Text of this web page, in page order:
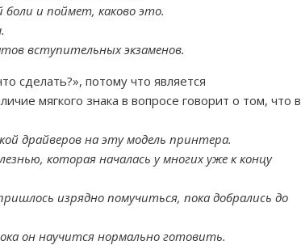
и поймет, каково это.
вступительных экзаменов.
сделать?», потому что является
мягкого знака в вопросе говорит о том, что в
драйверов на эту модель принтера.
которая началась у многих уже к концу
изрядно помучиться, пока добрались до
он научится нормально готовить.